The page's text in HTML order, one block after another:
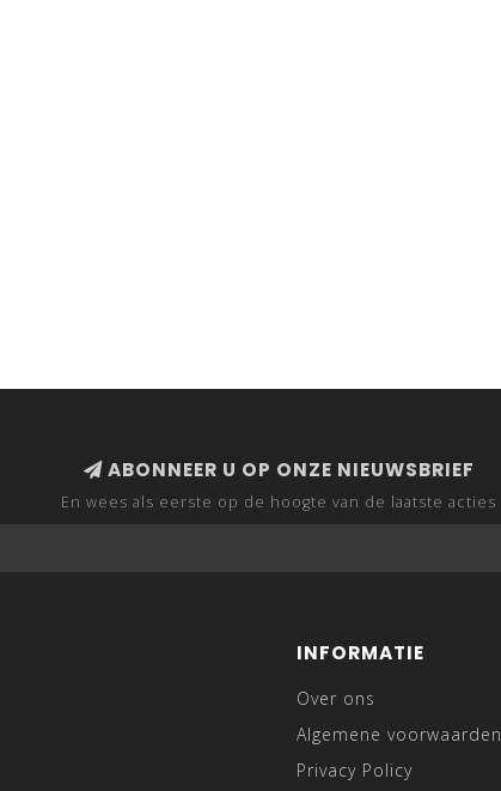
ABONNEER U OP ONZE NIEUWSBRIEF
En wees als eerste op de hoogte van de laatste acties
INFORMATIE
Over ons
Algemene voorwaarden
Privacy Policy